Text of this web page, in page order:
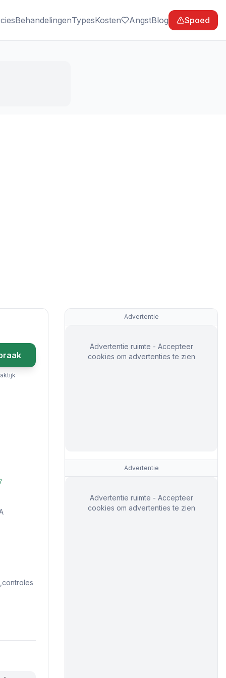
BehandelingenTypesKosten AngstBlog Spoed
Advertentie
Advertentie ruimte - Accepteer
cookies om advertenties te zien
Advertentie
Advertentie ruimte - Accepteer
cookies om advertenties te zien